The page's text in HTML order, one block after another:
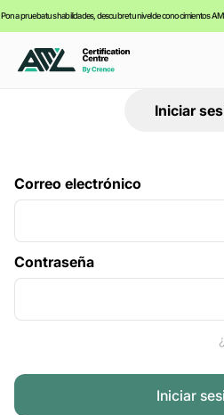
Pon a prueba tus habilidades, descubre tu nivel de conocimientos
Su cesta está vacía,
puede consultar nuestra
Iniciar
Correo electrónico
Contraseña
Iniciar